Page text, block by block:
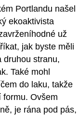
Portlandu našel
ekoaktivista
už
jak byste měli
druhou stranu,
Také mohl
do laku, takže
Ovšem
je rána pod pás,